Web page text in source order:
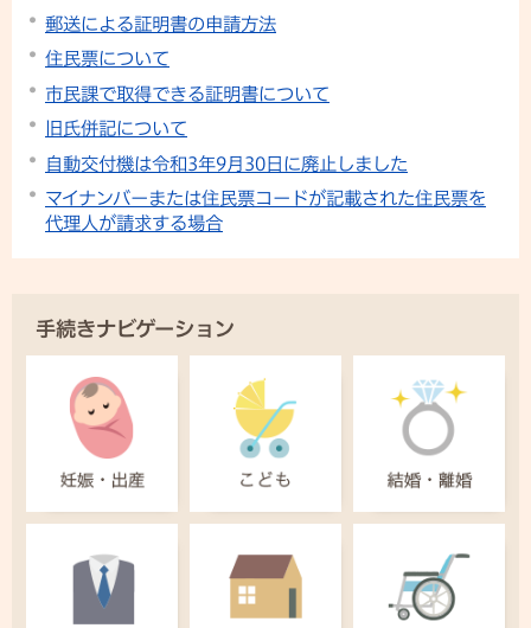
郵送による証明書の申請方法
住民票について
市民課で取得できる証明書について
旧氏併記について
自動交付機は令和3年9月30日に廃止しました
マイナンバーまたは住民票コードが記載された住民票を
代理人が請求する場合
手続きナビゲーション